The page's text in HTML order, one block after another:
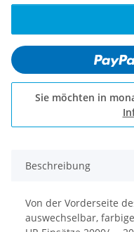
Sie möchten in
Beschreibung
Von der Vorderseite
auswechselbar,